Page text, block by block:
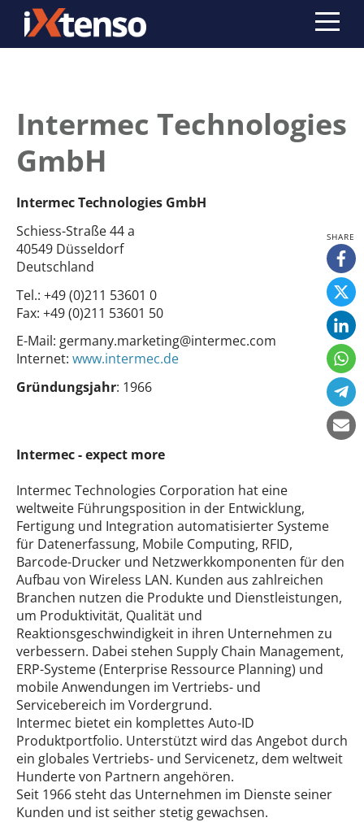
Intermec Technologies
GmbH
Intermec Technologies GmbH
Schiess-Straße 44 a
40549 Düsseldorf
Deutschland
Tel.: +49 (0)211 53601 0
Fax: +49 (0)211 53601 50
E-Mail: germany.marketing@intermec.com
Internet: www.intermec.de
Gründungsjahr: 1966
Intermec - expect more
Intermec Technologies Corporation hat eine
weltweite Führungsposition in der Entwicklung,
Fertigung und Integration automatisierter Systeme
für Datenerfassung, Mobile Computing, RFID,
Barcode-Drucker und Netzwerkkomponenten für den
Aufbau von Wireless LAN. Kunden aus zahlreichen
Branchen nutzen die Produkte und Dienstleistungen,
um Produktivität, Qualität und
Reaktionsgeschwindigkeit in ihren Unternehmen zu
verbessern. Dabei stehen Supply Chain Management,
ERP-Systeme (Enterprise Ressource Planning) und
mobile Anwendungen im Vertriebs- und
Servicebereich im Vordergrund.
Intermec bietet ein komplettes Auto-ID
Produktportfolio. Unterstützt wird das Angebot durch
ein globales Vertriebs- und Servicenetz, dem weltweit
Hunderte von Partnern angehören.
Seit 1966 steht das Unternehmen im Dienste seiner
Kunden und ist seither stetig gewachsen.